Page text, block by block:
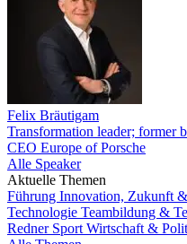
Felix Bräutigam
Transformation leader; former
CEO Europe of Porsche
Alle Speaker
Aktuelle Themen
Führung Innovation, Zukunft
Technologie Teambildung &
Redner Sport Wirtschaft &